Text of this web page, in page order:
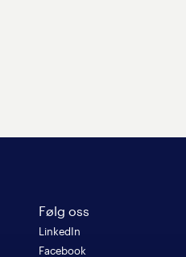
Følg oss
LinkedIn
Facebook